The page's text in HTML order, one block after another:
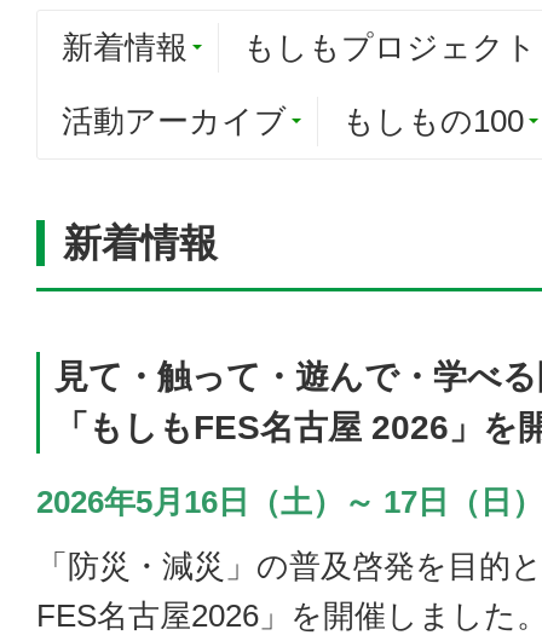
新着情報 もしもプロジェク
活動アーカイブ もしもの100
新着情報
見て・触って・遊んで・学べ
「もしもFES名古屋 2026」を
2026年5月16日（土）～ 17日（日
「防災・減災」の普及啓発を目的
FES名古屋2026」を開催しました